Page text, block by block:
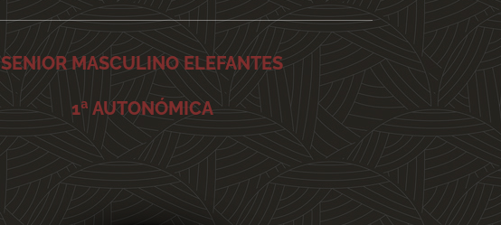
SENIOR MASCULINO ELEFANTES
1ª AUTONÓMICA